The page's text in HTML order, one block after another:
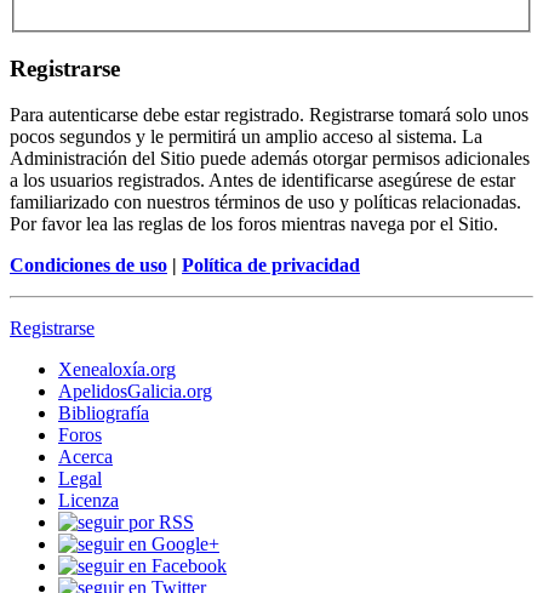
Registrarse
Para autenticarse debe estar registrado. Registrarse tomará solo unos
pocos segundos y le permitirá un amplio acceso al sistema. La
Administración del Sitio puede además otorgar permisos adicionales
a los usuarios registrados. Antes de identificarse asegúrese de estar
familiarizado con nuestros términos de uso y políticas relacionadas.
Por favor lea las reglas de los foros mientras navega por el Sitio.
Condiciones de uso | Política de privacidad
Registrarse
Xenealoxía.org
ApelidosGalicia.org
Bibliografía
Foros
Acerca
Legal
Licenza